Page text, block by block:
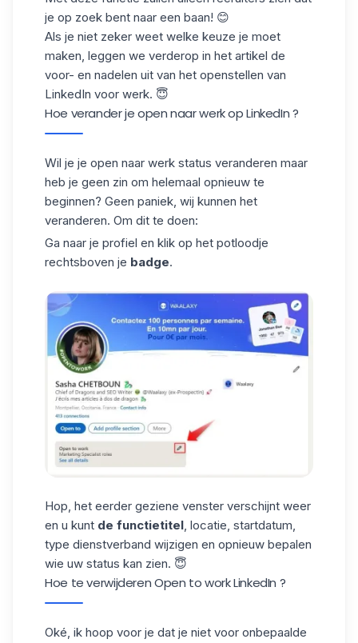
je op zoek bent naar een baan! 😊
Als je niet zeker weet welke keuze je moet
maken, leggen we verderop in het artikel de
voor- en nadelen uit van het openstellen van
LinkedIn voor werk. 😇
Hoe verander je open naar werk op LinkedIn ?
Wil je je open naar werk status veranderen maar
heb je geen zin om helemaal opnieuw te
beginnen? Geen paniek, wij kunnen het
veranderen. Om dit te doen:
Ga naar je profiel en klik op het potloodje
rechtsboven je badge.
Hop, het eerder geziene venster verschijnt weer
en u kunt de functietitel, locatie, startdatum,
type dienstverband wijzigen en opnieuw bepalen
wie uw status kan zien. 😇
Hoe te verwijderen Open to work LinkedIn ?
Oké, ik hoop voor je dat je niet voor onbepaalde